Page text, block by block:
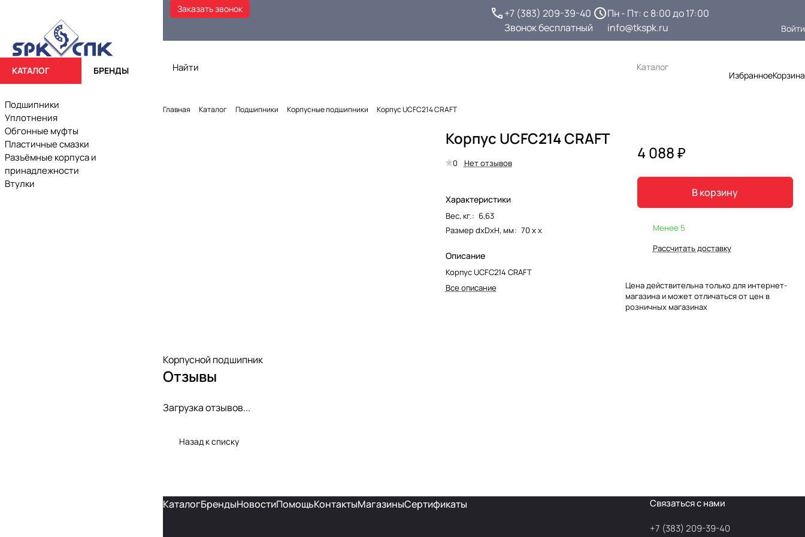
Заказать звонок
+7 (383) 209-39-40
Звонок бесплатный
Пн - Пт: с 8:00 до 17:00
info@tkspk.ru
Войти
Каталог
ИзбранноеКорзина
Главная Каталог Подшипники Корпусные подшипники Корпус UCFC214 CRAFT
Корпус UCFC214 CRAFT
0 Нет отзывов
Характеристики
Вес, кг.: 6,63
Размер dxDxH, мм: 70 х х
Описание
Корпус UCFC214 CRAFT
Все описание
4 088 ₽
В корзину
Менее 5
Рассчитать доставку
Цена действительна только для интернет-
магазина и может отличаться от цен в
розничных магазинах
Корпусной подшипник
Отзывы
Загрузка отзывов...
Назад к списку
КаталогБрендыНовостиПомощьКонтактыМагазиныСертификаты
Связаться с нами
+7 (383) 209-39-40
КАТАЛОГ БРЕНДЫ
Подшипники
Уплотнения
Обгонные муфты
Пластичные смазки
Разъёмные корпуса и
принадлежности
Втулки